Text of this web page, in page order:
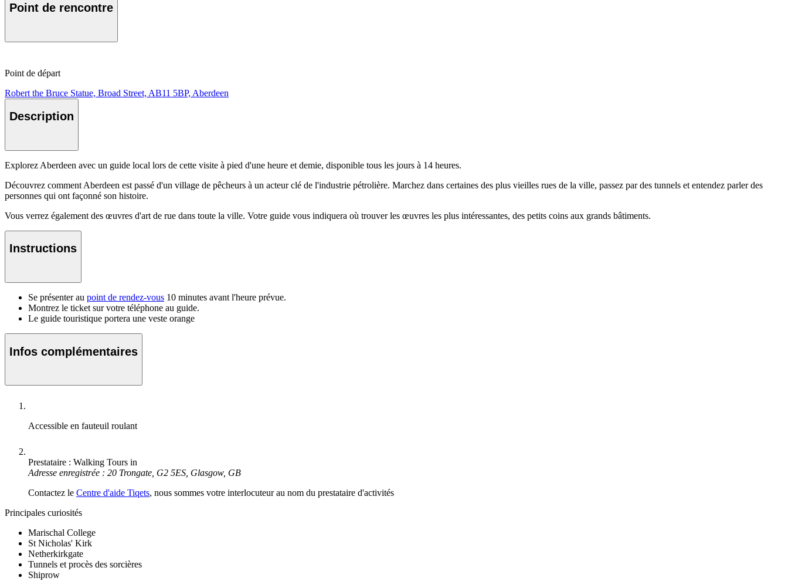
Point de rencontre
Point de départ
Robert the Bruce Statue, Broad Street, AB11 5BP, Aberdeen
Description
Explorez Aberdeen avec un guide local lors de cette visite à pied d'une heure et demie, disponible tous les jours à 14 heures.
Découvrez comment Aberdeen est passé d'un village de pêcheurs à un acteur clé de l'industrie pétrolière. Marchez dans certaines des plus vieilles rues de la ville, passez par des tunnels et entendez parler des
personnes qui ont façonné son histoire.
Vous verrez également des œuvres d'art de rue dans toute la ville. Votre guide vous indiquera où trouver les œuvres les plus intéressantes, des petits coins aux grands bâtiments.
Instructions
Se présenter au point de rendez-vous 10 minutes avant l'heure prévue.
Montrez le ticket sur votre téléphone au guide.
Le guide touristique portera une veste orange
Infos complémentaires
Accessible en fauteuil roulant
Prestataire : Walking Tours in
Adresse enregistrée : 20 Trongate, G2 5ES, Glasgow, GB
Contactez le Centre d'aide Tiqets, nous sommes votre interlocuteur au nom du prestataire d'activités
Principales curiosités
Marischal College
St Nicholas' Kirk
Netherkirkgate
Tunnels et procès des sorcières
Shiprow